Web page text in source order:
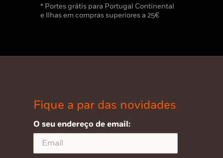
* Portes grátis para Portugal Continental
e Ilhas em compras superiores a 25€
Fique a par das novidades
O seu endereço de email: